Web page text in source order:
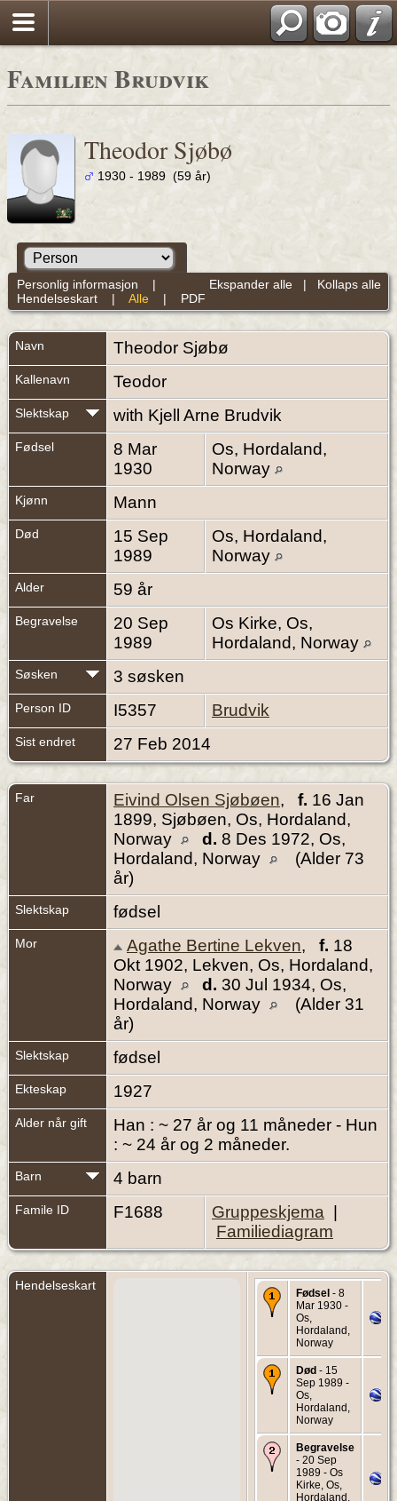
Familien Brudvik
Theodor Sjøbø
1930 - 1989 (59 år)
Ekspander alle | Kollaps alle
Personlig informasjon |
Hendelseskart| Alle | PDF
Navn Theodor Sjøbø
Kallenavn Teodor
Slektskap with Kjell Arne Brudvik
Fødsel
8 Mar
1930
Os, Hordaland,
Norway
Kjønn Mann
Død
15 Sep
1989
Os, Hordaland,
Norway
Alder 59 år
Begravelse
20 Sep
1989
Os Kirke, Os,
Hordaland, Norway
Søsken 3 søsken
Person ID I5357 Brudvik
Sist endret 27 Feb 2014
Far Eivind Olsen Sjøbøen, f. 16 Jan
1899, Sjøbøen, Os, Hordaland,
Norway
d. 8 Des 1972, Os,
Hordaland, Norway
(Alder 73
år)
Slektskap fødsel
Mor Agathe Bertine Lekven, f. 18
Okt 1902, Lekven, Os, Hordaland,
Norway
d. 30 Jul 1934, Os,
Hordaland, Norway
(Alder 31
år)
Slektskap fødsel
Ekteskap 1927
Alder når gift
Han : ~ 27 år og 11 måneder - Hun
: ~ 24 år og 2 måneder.
Barn 4 barn
Famile ID F1688 Gruppeskjema
Familiediagram
Hendelseskart
Fødsel - 8
Mar 1930 -
Os,
Hordaland,
Norway
Død - 15
Sep 1989 -
Os,
Hordaland,
Norway
Begravelse
- 20 Sep
1989 - Os
Kirke, Os,
Hordaland,